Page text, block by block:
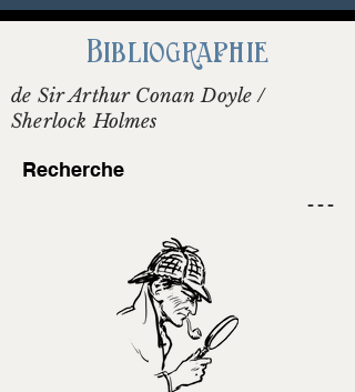
Bibliographie
de Sir Arthur Conan Doyle /
Sherlock Holmes
Recherche
- - -